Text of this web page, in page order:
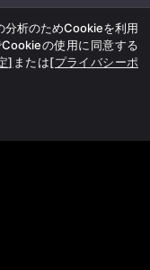
分析のためCookieを利用
の使用に同意する
] または[プライバシーポ